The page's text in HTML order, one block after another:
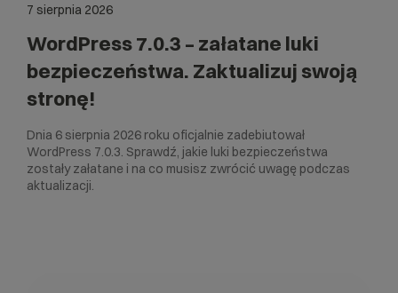
7 sierpnia 2026
WordPress 7.0.3 – załatane luki
bezpieczeństwa. Zaktualizuj swoją
stronę!
Dnia 6 sierpnia 2026 roku oficjalnie zadebiutował
WordPress 7.0.3. Sprawdź, jakie luki bezpieczeństwa
zostały załatane i na co musisz zwrócić uwagę podczas
aktualizacji.